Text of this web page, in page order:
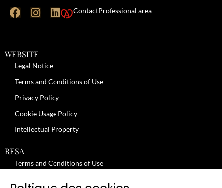
ContactProfessional area
WEBSITE
Legal Notice
Terms and Conditions of Use
Privacy Policy
Cookie Usage Policy
Intellectual Property
RESA
Terms and Conditions of Use